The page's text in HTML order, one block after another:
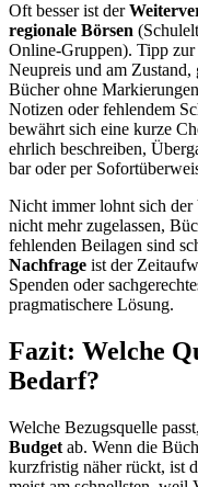
Oft besser ist der
regionale Börsen
Online-Gruppen). Tipp zur
Neupreis und am
Bücher ohne
Notizen oder fehlendem
bewährt sich eine kurze
ehrlich beschreiben,
bar oder per
Nicht immer lohnt sich der
nicht mehr zugelassen,
fehlenden Beilagen sind
Nachfrage ist der
Spenden oder
pragmatischere Lösung.
Fazit: Welche
Bedarf?
Welche Bezugsquelle
Budget ab. Wenn die
kurzfristig näher rückt, ist